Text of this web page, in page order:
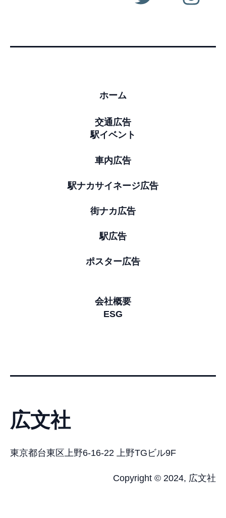
ホーム
交通広告
駅イベント
車内広告
駅ナカサイネージ広告
街ナカ広告
駅広告
ポスター広告
会社概要
ESG
広文社
東京都台東区上野6-16-22 上野TGビル9F
Copyright © 2024, 広文社